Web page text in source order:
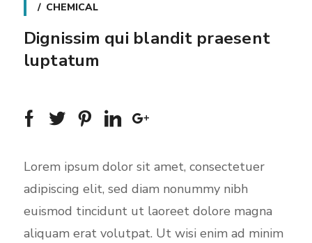
CHEMICAL
Dignissim qui blandit praesent
luptatum
Lorem ipsum dolor sit amet, consectetuer
adipiscing elit, sed diam nonummy nibh
euismod tincidunt ut laoreet dolore magna
aliquam erat volutpat. Ut wisi enim ad minim